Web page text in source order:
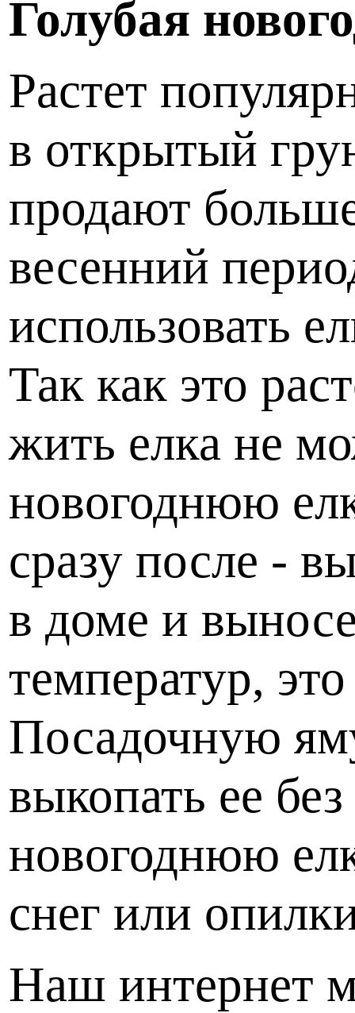
Голубая
Растет
в открытый
продают
весенний
использовать
Так как это
жить елка не
новогоднюю
сразу после -
в доме и
температур,
Посадочную
выкопать ее
новогоднюю
снег или
Наш интернет